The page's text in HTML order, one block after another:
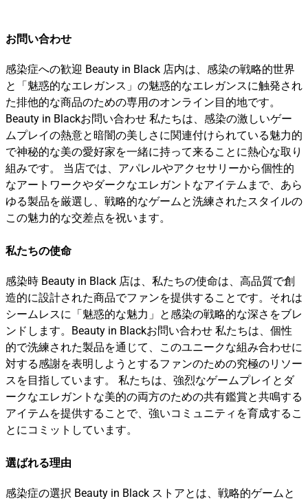
お問い合わせ
感染症への歓迎 Beauty in Black 店内は、感染の戦略的世界
と「魅惑的なエレガンス」の魅惑的なエレガンスに触発され
た排他的な商品のための専用のオンライン目的地です。
Beauty in Blackお問い合わせ 私たちは、感染の激しいゲー
ムプレイの熱意と暗闇の美しさに関連付けられている魅力的
で神秘的な美の愛好家を一緒に持って来ることに熱心な取り
組みです。 当店では、アパレルやアクセサリーから個性的
なアートワークやダークなエレガントなアイテムまで、あら
ゆる製品を厳選し、戦略的なゲームと洗練されたスタイルの
この魅力的な交差点を祝います。
私たちの使命
感染時 Beauty in Black 店は、私たちの使命は、高品質で創
造的に設計された商品でファンを提供することです。それは
シームレスに「魅惑的な魅力」と感染の戦略的な深さをブレ
ンドします。Beauty in Blackお問い合わせ 私たちは、個性
的で洗練された製品を通じて、このユニークな組み合わせに
対する感謝を表明しようとするファンのための究極のリソー
スを目指しています。 私たちは、強烈なゲームプレイとダ
ークなエレガントな美的の両方のための共有鑑賞と共鳴する
アイテムを提供することで、強いコミュニティを育成するこ
とにコミットしています。
選ばれる理由
感染症の選択 Beauty in Black ストアとは、戦略的ゲームと